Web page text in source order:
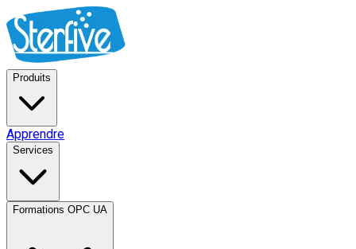
Produits
Apprendre
Services
Formations OPC UA